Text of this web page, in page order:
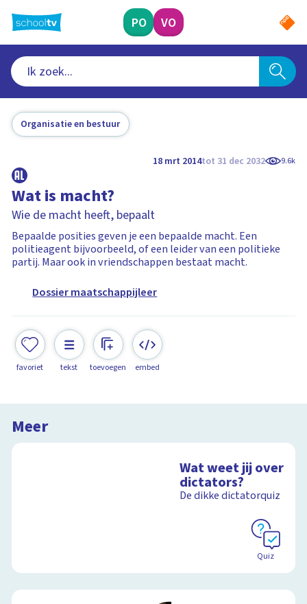
naar
hoofdinhoud
PO VO
Organisatie en bestuur
18 mrt 2014tot 31 dec 2032 9.6k
Wat is macht?
Wie de macht heeft, bepaalt
Bepaalde posities geven je een bepaalde macht. Een
politieagent bijvoorbeeld, of een leider van een politieke
partij. Maar ook in vriendschappen bestaat macht.
Dossier maatschappijleer
favoriet tekst toevoegen embed
Meer
Wat weet jij over
dictators?
De dikke dictatorquiz
Quiz